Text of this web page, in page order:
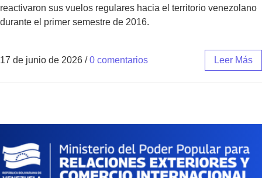
reactivaron sus vuelos regulares hacia el territorio venezolano
durante el primer semestre de 2016.
17 de junio de 2026 / 0 comentarios Leer Más